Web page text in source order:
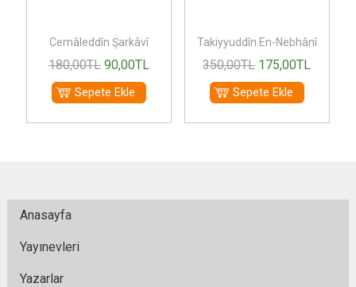
Cemâleddîn Şarkâvî
180,00TL 90,00TL
Sepete Ekle
Takiyyuddîn En-Nebhânî
350,00TL 175,00TL
Sepete Ekle
Anasayfa
Yayınevleri
Yazarlar